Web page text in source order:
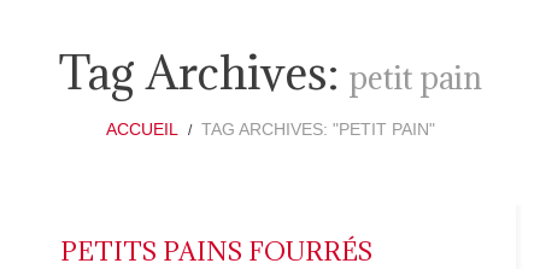
Tag Archives: petit pain
ACCUEIL TAG ARCHIVES: "PETIT PAIN"
PETITS PAINS FOURRÉS